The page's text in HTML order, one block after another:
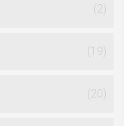
(2)
(19)
(20)